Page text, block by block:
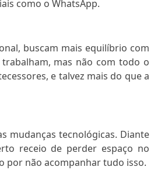
como o WhatsApp.
buscam mais equilíbrio com
trabalham, mas não com todo o
e talvez mais do que a
mudanças tecnológicas. Diante
receio de perder espaço no
por não acompanhar tudo isso.